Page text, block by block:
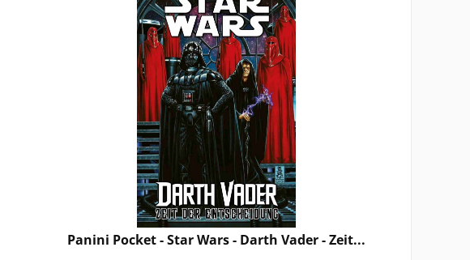
Panini Pocket - Star Wars - Darth Vader - Zeit...